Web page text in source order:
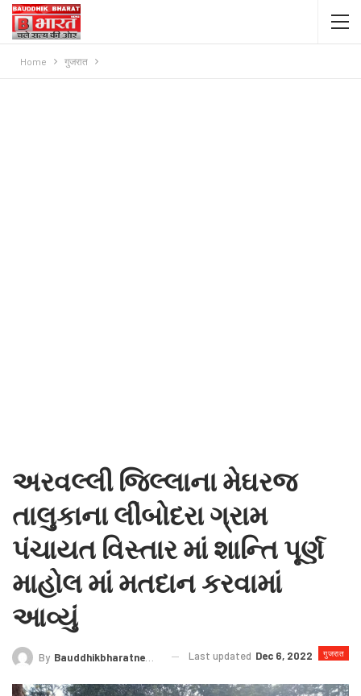
Home गुजरात
અરવલ્લી જિલ્લાના મેઘરજ
તાલુકાના લીંબોદરા ગ્રામ
પંચાયત વિસ્તાર માં શાન્તિ પૂર્ણ
માહોલ માં મતદાન કરવામાં
આવ્યું
गुजरात
By Bauddhikbharatnews@gmail.com Last updated Dec 6, 2022